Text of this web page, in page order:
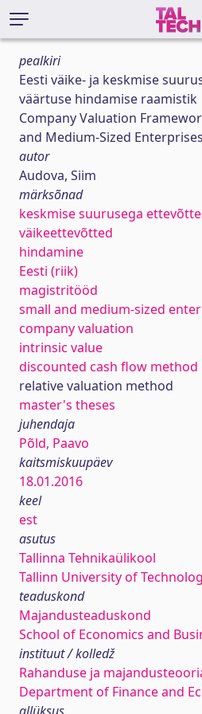
pealkiri
Eesti väike- ja keskmise
väärtuse hindamise raamistik
Company Valuation
and Medium-Sized Enterprises
autor
Audova, Siim
märksõnad
keskmise suurusega
väikeettevõtted
hindamine
Eesti (riik)
magistritööd
small and medium-sized
company valuation
intrinsic value
discounted cash flow method
relative valuation method
master's theses
juhendaja
Põld, Paavo
kaitsmiskuupäev
18.01.2016
keel
est
asutus
Tallinna Tehnikaülikool
Tallinn University of
teaduskond
Majandusteaduskond
School of Economics and
instituut / kolledž
Rahanduse ja
Department of Finance and